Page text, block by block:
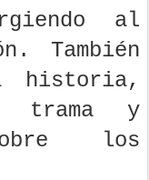
al
También
historia,
trama y
los